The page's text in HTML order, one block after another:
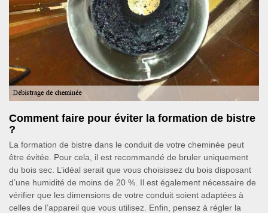
Comment faire pour éviter la formation de bistre
?
La formation de bistre dans le conduit de votre cheminée peut
être évitée. Pour cela, il est recommandé de bruler uniquement
du bois sec. L’idéal serait que vous choisissez du bois disposant
d’une humidité de moins de 20 %. Il est également nécessaire de
vérifier que les dimensions de votre conduit soient adaptées à
celles de l’appareil que vous utilisez. Enfin, pensez à régler la